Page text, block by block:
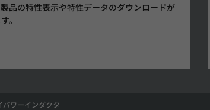
品の特性表示や特性データのダウンロードが
。
パワーインダクタ